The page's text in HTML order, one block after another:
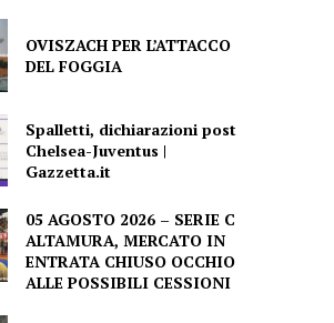
OVISZACH PER L’ATTACCO
DEL FOGGIA
Spalletti, dichiarazioni post
Chelsea-Juventus |
Gazzetta.it
05 AGOSTO 2026 – SERIE C
ALTAMURA, MERCATO IN
ENTRATA CHIUSO OCCHIO
ALLE POSSIBILI CESSIONI